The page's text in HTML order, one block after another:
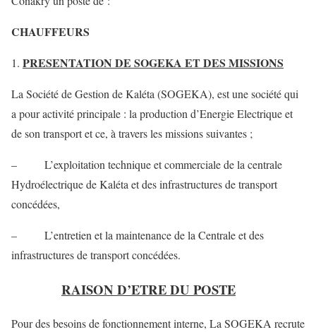
CHAUFFEURS
PRESENTATION DE SOGEKA ET DES MISSIONS
La Société de Gestion de Kaléta (SOGEKA), est une société qui
a pour activité principale : la production d’Energie Electrique et
de son transport et ce, à travers les missions suivantes ;
– L’exploitation technique et commerciale de la centrale
Hydroélectrique de Kaléta et des infrastructures de transport
concédées,
– L’entretien et la maintenance de la Centrale et des
infrastructures de transport concédées.
RAISON D’ETRE DU POSTE
Pour des besoins de fonctionnement interne, La SOGEKA recrute